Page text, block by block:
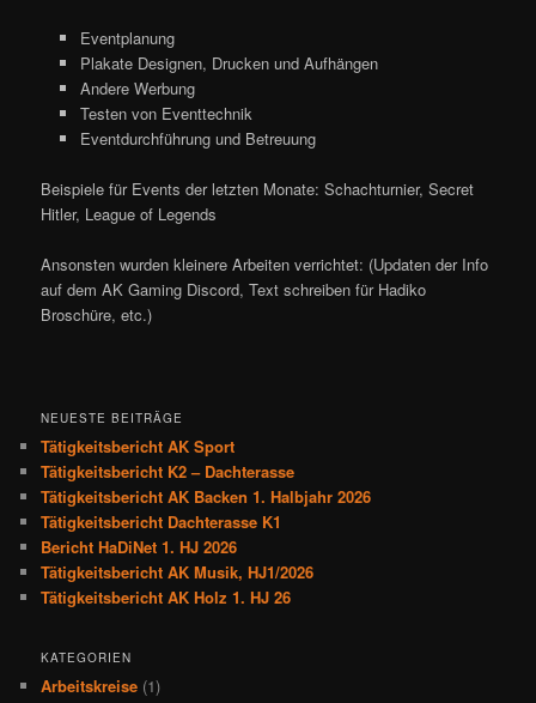
Eventplanung
Plakate Designen, Drucken und Aufhängen
Andere Werbung
Testen von Eventtechnik
Eventdurchführung und Betreuung
Beispiele für Events der letzten Monate: Schachturnier, Secret
Hitler, League of Legends
Ansonsten wurden kleinere Arbeiten verrichtet: (Updaten der Info
auf dem AK Gaming Discord, Text schreiben für Hadiko
Broschüre, etc.)
NEUESTE BEITRÄGE
Tätigkeitsbericht AK Sport
Tätigkeitsbericht K2 – Dachterasse
Tätigkeitsbericht AK Backen 1. Halbjahr 2026
Tätigkeitsbericht Dachterasse K1
Bericht HaDiNet 1. HJ 2026
Tätigkeitsbericht AK Musik, HJ1/2026
Tätigkeitsbericht AK Holz 1. HJ 26
KATEGORIEN
Arbeitskreise (1)